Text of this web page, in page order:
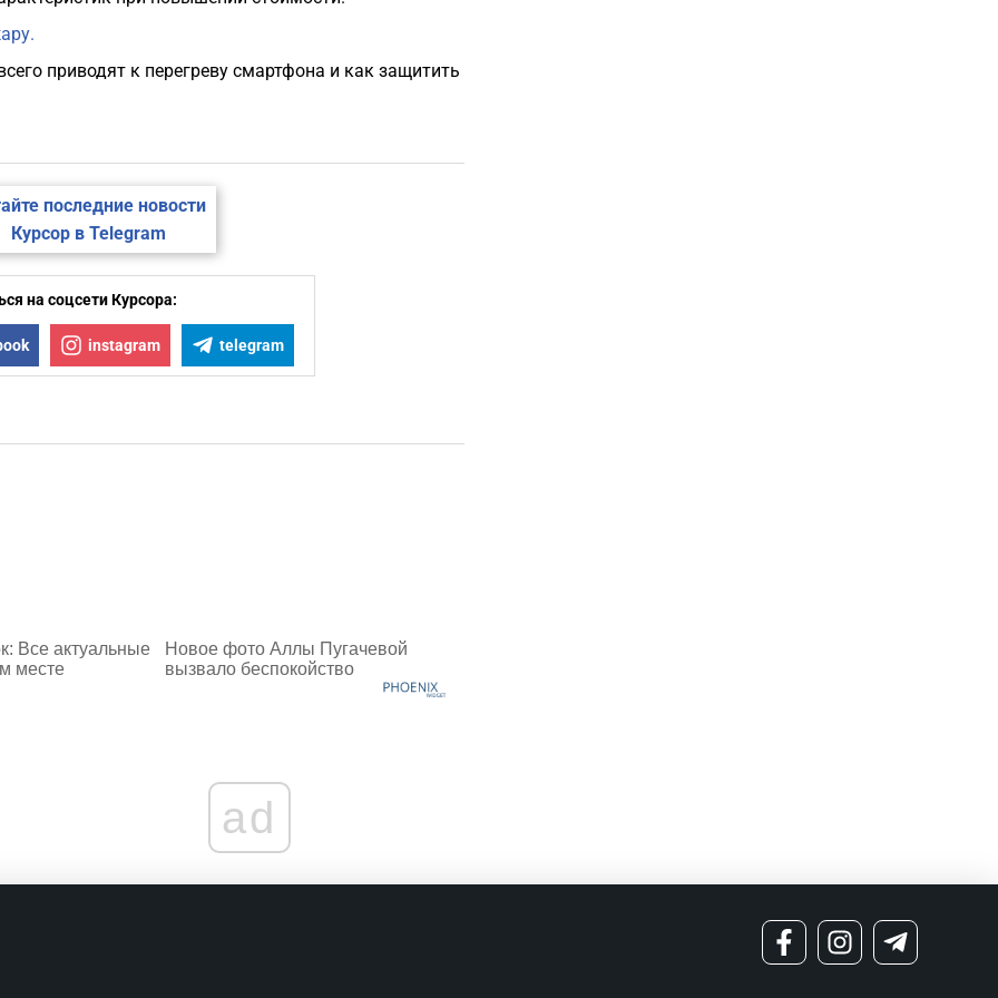
приводят к перегреву смартфона и как защитить
последние новости
Курсор в Telegram
на соцсети Курсора:
instagram telegram
Все актуальные
месте
Новое фото Аллы Пугачевой
вызвало беспокойство
ad